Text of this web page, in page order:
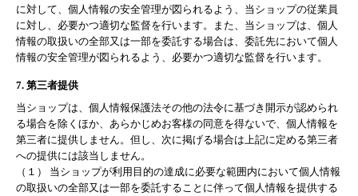
に対して、個人情報の安全管理が図られるよう、当ショップの従業員
に対し、必要かつ適切な監督を行います。また、当ショップは、個人
情報の取扱いの全部又は一部を委託する場合は、委託先において個人
情報の安全管理が図られるよう、必要かつ適切な監督を行います。
7. 第三者提供
当ショップは、個人情報保護法その他の法令に基づき開示が認められ
る場合を除くほか、あらかじめお客様の同意を得ないで、個人情報を
第三者に提供しません。但し、次に掲げる場合は上記に定める第三者
への提供には該当しません。
（１） 当ショップが利用目的の達成に必要な範囲内において個人情報
の取扱いの全部又は一部を委託することに伴って個人情報を提供する